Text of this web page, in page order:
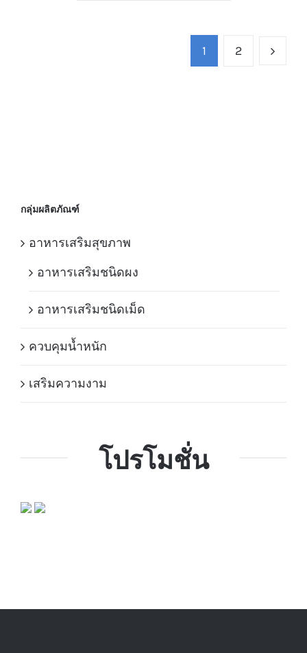
1 2
กลุ่มผลิตภัณฑ์
อาหารเสริมสุขภาพ
อาหารเสริมชนิดผง
อาหารเสริมชนิดเม็ด
ควบคุมน้ำหนัก
เสริมความงาม
โปรโมชั่น